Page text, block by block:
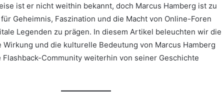
ist er nicht weithin bekannt, doch Marcus Hamberg ist zu
Geheimnis, Faszination und die Macht von Online-Foren
Legenden zu prägen. In diesem Artikel beleuchten wir die
Wirkung und die kulturelle Bedeutung von Marcus Hamberg
Flashback-Community weiterhin von seiner Geschichte